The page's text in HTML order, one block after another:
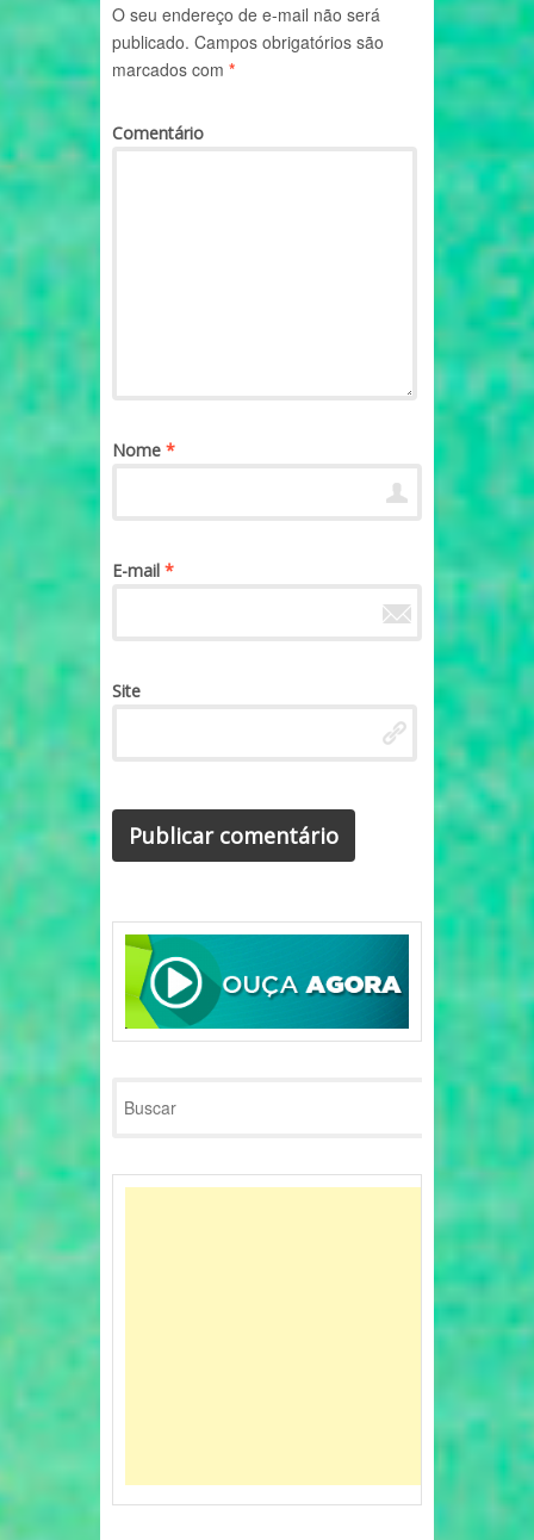
O seu endereço de e-mail não será
publicado. Campos obrigatórios são
marcados com *
Comentário
Nome *
E-mail *
Site